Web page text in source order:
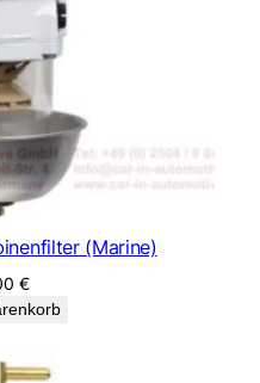
(Marine)
€